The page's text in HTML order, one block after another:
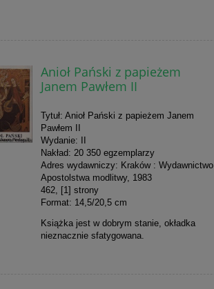
Anioł Pański z papieżem
Janem Pawłem II
Tytuł: Anioł Pański z papieżem Janem
Pawłem II
Wydanie: II
Nakład: 20 350 egzemplarzy
Adres wydawniczy: Kraków : Wydawnictwo
Apostolstwa modlitwy, 1983
462, [1] strony
Format: 14,5/20,5 cm
Książka jest w dobrym stanie, okładka
nieznacznie sfatygowana.